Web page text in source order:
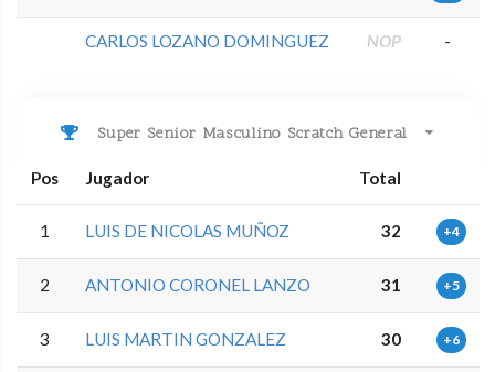
CARLOS LOZANO DOMINGUEZ NOP -
Super Senior Masculino Scratch General
Pos Jugador Total
1 LUIS DE NICOLAS MUÑOZ 32 +4
2 ANTONIO CORONEL LANZO 31 +5
3 LUIS MARTIN GONZALEZ 30 +6